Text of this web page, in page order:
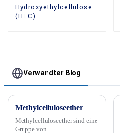
Hydroxyethylcellulose
(HEC)
Verwandter Blog
Methylcelluloseether
Methylcelluloseether sind eine
Gruppe von